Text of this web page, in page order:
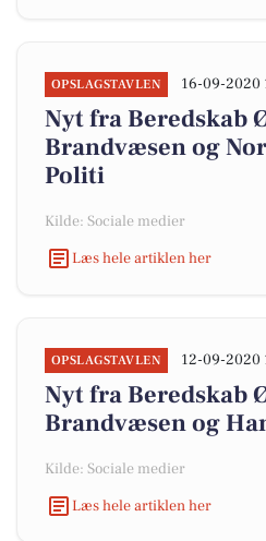
OPSLAGSTAVLEN 16-09-2020
Nyt fra Beredskab
Brandvæsen og
Politi
Kilde: Sociale medier
Læs hele artiklen her
OPSLAGSTAVLEN 12-09-2020
Nyt fra Beredskab
Brandvæsen og
Kilde: Sociale medier
Læs hele artiklen her